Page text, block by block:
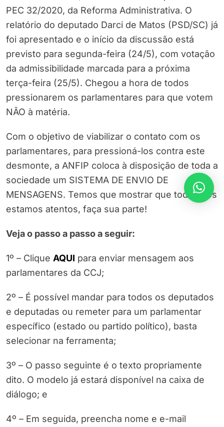
PEC 32/2020, da Reforma Administrativa. O
relatório do deputado Darci de Matos (PSD/SC) já
foi apresentado e o início da discussão está
previsto para segunda-feira (24/5), com votação
da admissibilidade marcada para a próxima
terça-feira (25/5). Chegou a hora de todos
pressionarem os parlamentares para que votem
NÃO à matéria.
Com o objetivo de viabilizar o contato com os
parlamentares, para pressioná-los contra este
desmonte, a ANFIP coloca à disposição de toda a
sociedade um SISTEMA DE ENVIO DE
MENSAGENS. Temos que mostrar que todos nós
estamos atentos, faça sua parte!
Veja o passo a passo a seguir:
1º – Clique AQUI para enviar mensagem aos
parlamentares da CCJ;
2º – É possível mandar para todos os deputados
e deputadas ou remeter para um parlamentar
específico (estado ou partido político), basta
selecionar na ferramenta;
3º – O passo seguinte é o texto propriamente
dito. O modelo já estará disponível na caixa de
diálogo; e
4º – Em seguida, preencha nome e e-mail